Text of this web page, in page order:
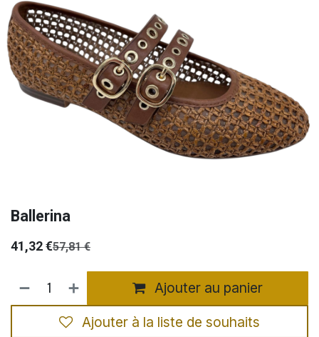
Ballerina
41,32€57,81€
Ajouter au panier
Ajouter à la liste de souhaits